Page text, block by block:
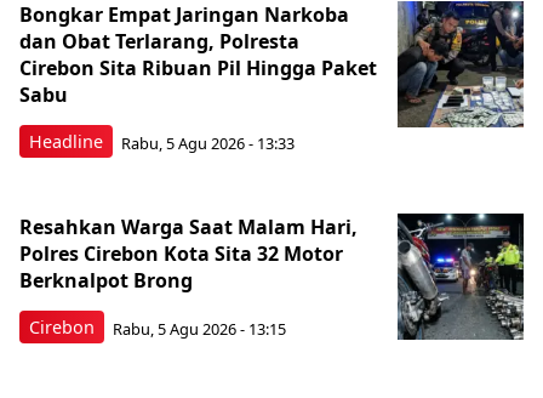
Headline
Bongkar Empat Jaringan Narkoba
dan Obat Terlarang, Polresta
Cirebon Sita Ribuan Pil Hingga Paket
Sabu
Rabu, 5 Agu 2026 - 13:33
Cirebon
Resahkan Warga Saat Malam Hari,
Polres Cirebon Kota Sita 32 Motor
Berknalpot Brong
Rabu, 5 Agu 2026 - 13:15